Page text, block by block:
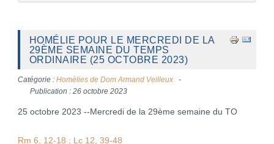
HOMÉLIE POUR LE MERCREDI DE LA
29ÈME SEMAINE DU TEMPS
ORDINAIRE (25 OCTOBRE 2023)
Catégorie : Homélies de Dom Armand Veilleux
Publication : 26 octobre 2023
25 octobre 2023 --Mercredi de la 29ème semaine du TO
Rm 6, 12-18 ; Lc 12, 39-48